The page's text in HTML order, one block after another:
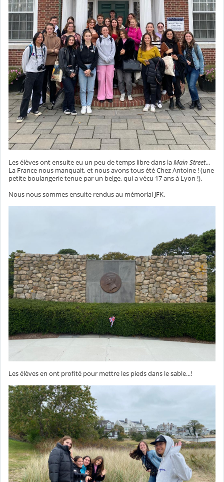
Les élèves ont ensuite eu un peu de temps libre dans laMain Street...
La France nous manquait, et nous avons tous été Chez Antoine ! (une
petite boulangerie tenue par un belge, qui a vécu 17 ans à Lyon !).
Nous nous sommes ensuite rendus au mémorial JFK.
Les élèves en ont profité pour mettre les pieds dans le sable...!